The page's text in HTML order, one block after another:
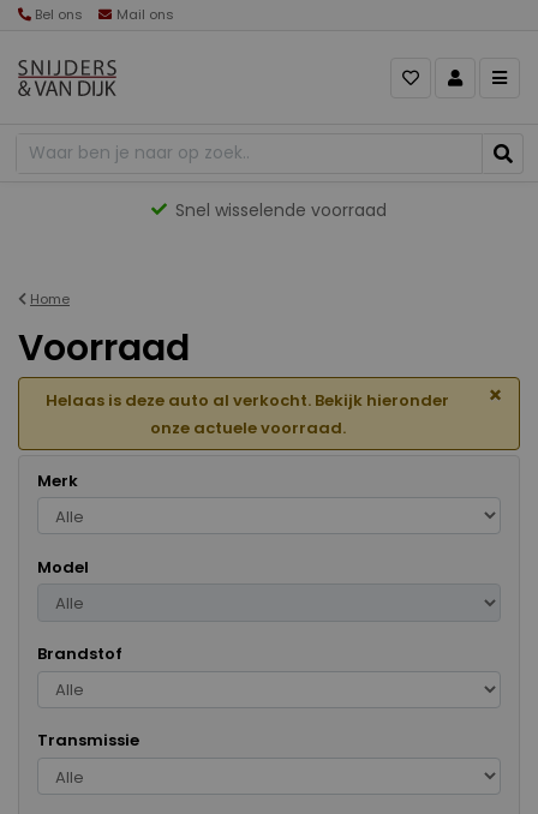
Bel ons Mail ons
Gevarieerd aanbod
Home
Voorraad
Helaas is deze auto al verkocht. Bekijk hieronder
onze actuele voorraad.
×
Merk
Model
Brandstof
Transmissie